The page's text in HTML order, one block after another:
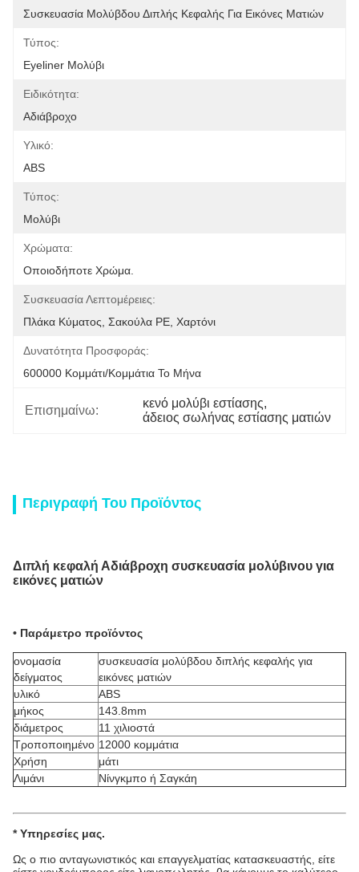
Συσκευασία Μολύβδου Διπλής Κεφαλής Για Εικόνες Ματιών
Τύπος:
Eyeliner Μολύβι
Ειδικότητα:
Αδιάβροχο
Υλικό:
ABS
Τύπος:
Μολύβι
Χρώματα:
Οποιοδήποτε Χρώμα.
Συσκευασία Λεπτομέρειες:
Πλάκα Κύματος, Σακούλα PE, Χαρτόνι
Δυνατότητα Προσφοράς:
600000 Κομμάτι/κομμάτια Το Μήνα
Επισημαίνω:
κενό μολύβι εστίασης,
άδειος σωλήνας εστίασης ματιών
Περιγραφή Του Προϊόντος
Διπλή κεφαλή Αδιάβροχη συσκευασία μολύβινου για
εικόνες ματιών
• Παράμετρο προϊόντος
ονομασία
δείγματος
συσκευασία μολύβδου διπλής κεφαλής για
εικόνες ματιών
υλικό
ABS
μήκος
143.8mm
διάμετρος
11 χιλιοστά
Τροποποιημένο 12000 κομμάτια
Χρήση
μάτι
Λιμάνι
Νίνγκμπο ή Σαγκάη
* Υπηρεσίες μας.
Ως ο πιο ανταγωνιστικός και επαγγελματίας κατασκευαστής, είτε